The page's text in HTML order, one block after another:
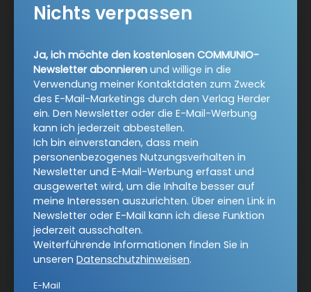
AGB und Widerrufsbelehrung
Datenschutz
Barrierefreiheit
Impressum
Vertrag widerrufen
Abo online kündigen
Nichts verpassen
Ja, ich möchte den kostenlosen COMMUNIO-
Newsletter abonnieren und willige in die
Verwendung meiner Kontaktdaten zum Zweck
des E-Mail-Marketings durch den Verlag Herder
ein. Den Newsletter oder die E-Mail-Werbung
kann ich jederzeit abbestellen.
Ich bin einverstanden, dass mein
personenbezogenes Nutzungsverhalten in
Newsletter und E-Mail-Werbung erfasst und
ausgewertet wird, um die Inhalte besser auf
meine Interessen auszurichten. Über einen Link in
Newsletter oder E-Mail kann ich diese Funktion
jederzeit ausschalten.
Weiterführende Informationen finden Sie in
unseren Datenschutzhinweisen.
E-Mail